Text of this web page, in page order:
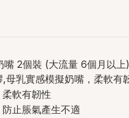
嘴 2個裝 (大流量 6個月以上)
,母乳實感模擬奶嘴，柔軟有
軟有韌性
止脹氣產生不適